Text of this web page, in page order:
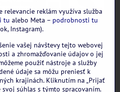
recenzie:
relevancie reklám využíva služba
tu alebo Meta – podrobnosti tu
Instagram).
vašej návštevy tejto webovej
a zhromažďovanie údajov o jej
použiť nástroje a služby
údaje sa môžu preniesť k
krajinách. Kliknutím na „Prijať
súhlas s týmto spracovaním.